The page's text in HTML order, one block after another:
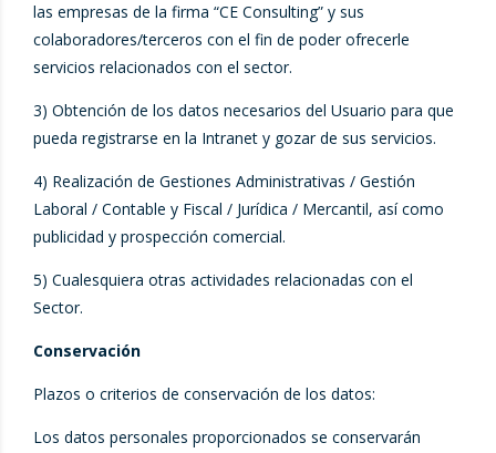
las empresas de la firma “CE Consulting” y sus
colaboradores/terceros con el fin de poder ofrecerle
servicios relacionados con el sector.
3) Obtención de los datos necesarios del Usuario para que
pueda registrarse en la Intranet y gozar de sus servicios.
4) Realización de Gestiones Administrativas / Gestión
Laboral / Contable y Fiscal / Jurídica / Mercantil, así como
publicidad y prospección comercial.
5) Cualesquiera otras actividades relacionadas con el
Sector.
Conservación
Plazos o criterios de conservación de los datos:
Los datos personales proporcionados se conservarán